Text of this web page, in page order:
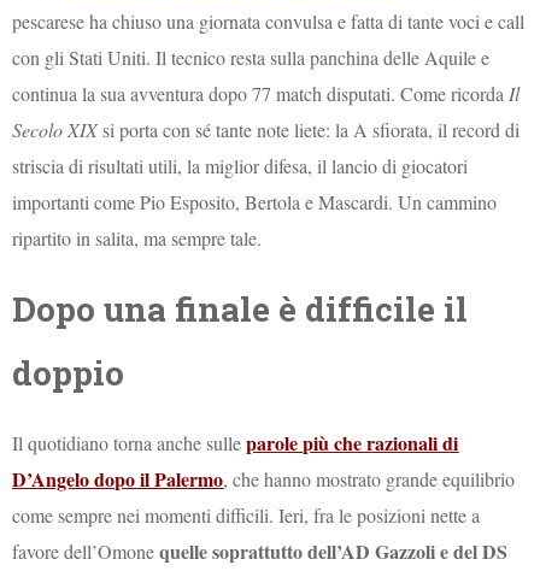
pescarese ha chiuso una giornata convulsa e fatta di tante voci e call
con gli Stati Uniti. Il tecnico resta sulla panchina delle Aquile e
continua la sua avventura dopo 77 match disputati. Come ricorda Il
Secolo XIXsi porta con sé tante note liete: la A sfiorata, il record di
striscia di risultati utili, la miglior difesa, il lancio di giocatori
importanti come Pio Esposito, Bertola e Mascardi. Un cammino
ripartito in salita, ma sempre tale.
Dopo una finale è difficile il
doppio
Il quotidiano torna anche sulleparole più che razionali di
D’Angelo dopo il Palermo, che hanno mostrato grande equilibrio
come sempre nei momenti difficili. Ieri, fra le posizioni nette a
favore dell’Omonequelle soprattutto dell’AD Gazzoli e del DS